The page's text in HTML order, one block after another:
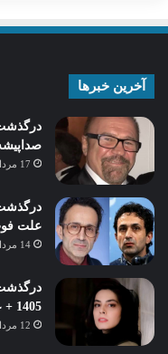
آخرین خبرها
17 مرداد 1405
درگذشت
علت
14 مرداد 1405
1405 + علت فوت
12 مرداد 1405